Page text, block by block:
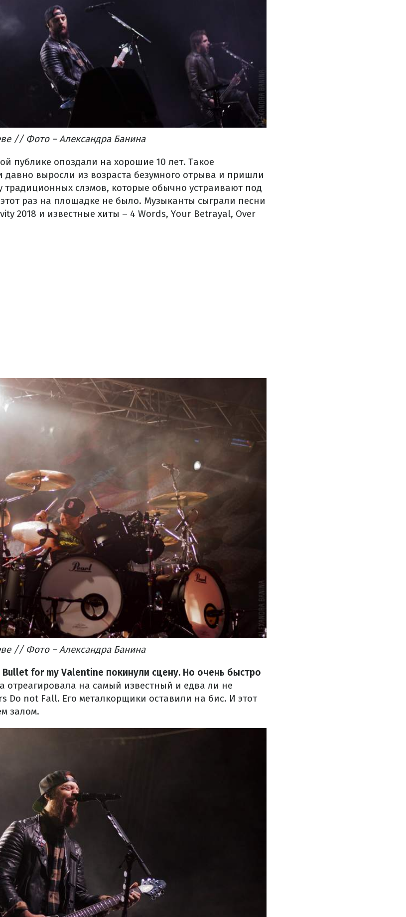
// Фото – Александра Банина
публике опоздали на хорошие 10 лет. Такое
выросли из возраста безумного отрыва и пришли
традиционных слэмов, которые обычно устраивают под
раз на площадке не было. Музыканты сыграли песни
2018 и известные хиты – 4 Words, Your Betrayal, Over
// Фото – Александра Банина
Bullet for my Valentine покинули сцену. Но очень быстро
отреагировала на самый известный и едва ли не
Do not Fall. Его металкорщики оставили на бис. И этот
залом.